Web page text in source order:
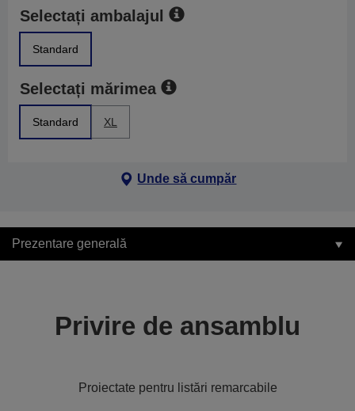
Selectați ambalajul
Standard
Selectați mărimea
Standard XL
Unde să cumpăr
Prezentare generală
Privire de ansamblu
Proiectate pentru listări remarcabile